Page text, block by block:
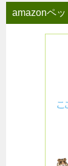
amazonペ